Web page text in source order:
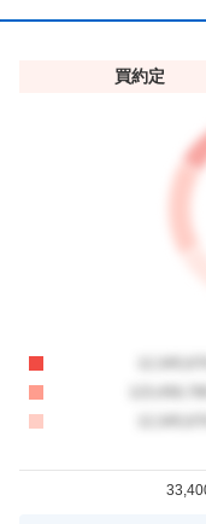
買約定